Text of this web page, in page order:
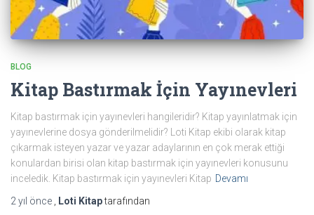
BLOG
Kitap Bastırmak İçin Yayınevleri
Kitap bastırmak için yayınevleri hangileridir? Kitap yayınlatmak için
yayınevlerine dosya gönderilmelidir? Loti Kitap ekibi olarak kitap
çıkarmak isteyen yazar ve yazar adaylarının en çok merak ettiği
konulardan birisi olan kitap bastırmak için yayınevleri konusunu
inceledik. Kitap bastırmak için yayınevleri Kitap Devamı
2 yıl önce Loti Kitaptarafından